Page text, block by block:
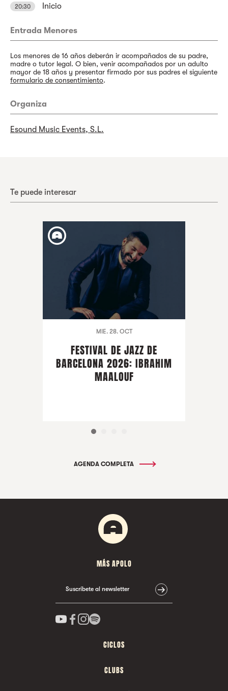
20:30 Inicio
Entrada Menores
Los menores de 16 años deberán ir acompañados de su padre,
madre o tutor legal. O bien, venir acompañados por un adulto
mayor de 18 años y presentar firmado por sus padres el siguiente
formulario de consentimiento.
Organiza
Esound Music Events, S.L.
Te puede interesar
MIE. 28. OCT
FESTIVAL DE JAZZ DE
BARCELONA 2026: IBRAHIM
MAALOUF
AGENDA COMPLETA
MÁS APOLO
Suscríbete al newsletter
CICLOS
CLUBS